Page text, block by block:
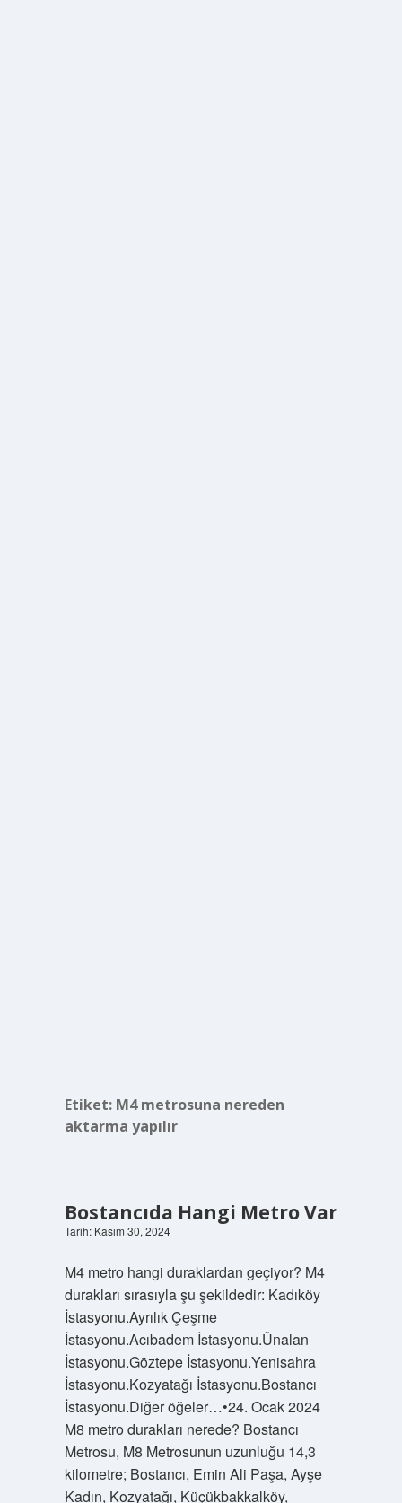
Etiket: M4 metrosuna nereden
aktarma yapılır
Bostancıda Hangi Metro Var
Tarih: Kasım 30, 2024
M4 metro hangi duraklardan geçiyor? M4
durakları sırasıyla şu şekildedir: Kadıköy
İstasyonu.Ayrılık Çeşme
İstasyonu.Acıbadem İstasyonu.Ünalan
İstasyonu.Göztepe İstasyonu.Yenisahra
İstasyonu.Kozyatağı İstasyonu.Bostancı
İstasyonu.Diğer öğeler…•24. Ocak 2024
M8 metro durakları nerede? Bostancı
Metrosu, M8 Metrosunun uzunluğu 14,3
kilometre; Bostancı, Emin Ali Paşa, Ayşe
Kadın, Kozyatağı, Küçükbakkalköy,